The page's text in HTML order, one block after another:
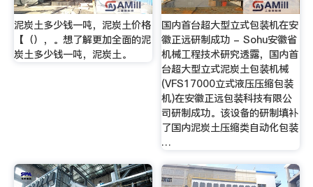
泥炭土多少钱一吨，泥炭土价格
【（），。想了解更加全面的泥
炭土多少钱一吨，泥炭土。
国内首台超大型立式包装机在安
徽正远研制成功 - Sohu安徽省
机械工程技术研究透露，国内首
台超大型立式泥炭土包装机械
(VFS17000立式液压压缩包装
机)在安徽正远包装科技有限公
司研制成功。该设备的研制填补
了国内泥炭土压缩类自动化包装
…